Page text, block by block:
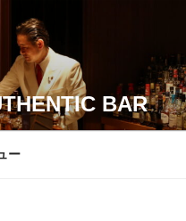
BAR
ー